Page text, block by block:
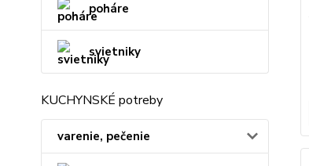
poháre
svietniky
KUCHYNSKÉ potreby
varenie, pečenie